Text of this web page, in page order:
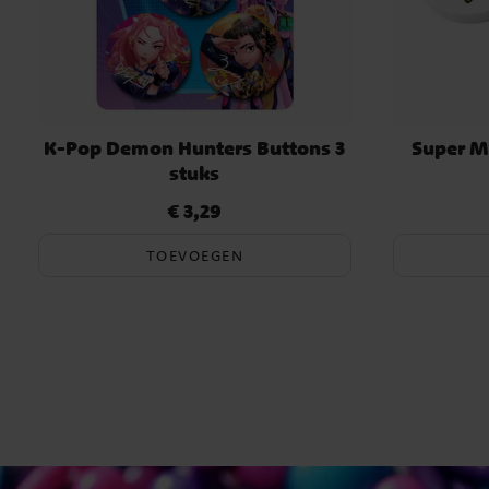
K-Pop Demon Hunters Buttons 3
stuks
Prijs:€ 3,29
€ 3,29
TOEVOEGEN
Super